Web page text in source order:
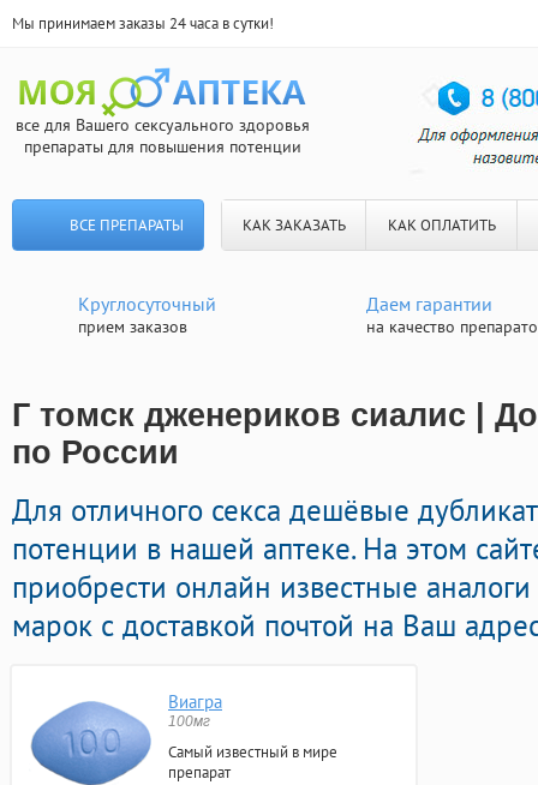
Мы принимаем заказы 24 часа в сутки!
все для Вашего сексуального здоровья
препараты для повышения потенции
ВСЕ ПРЕПАРАТЫ КАК ЗАКАЗАТЬ КАК ОПЛАТИТЬ
Круглосуточный
прием заказов
Даем гарантии
на качество
Г томск дженериков сиалис |
по России
Для отличного секса дешёвые
потенции в нашей аптеке. На этом
приобрести онлайн известные
марок с доставкой почтой на Ваш
Виагра
100мг
Самый известный в мире
препарат